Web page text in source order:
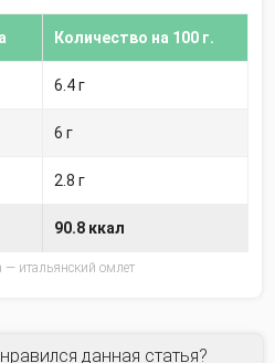
— итальянский омлет
Количество на 100 г.
90.8 ккал
6.4 г
6 г
2.8 г
данная статья?